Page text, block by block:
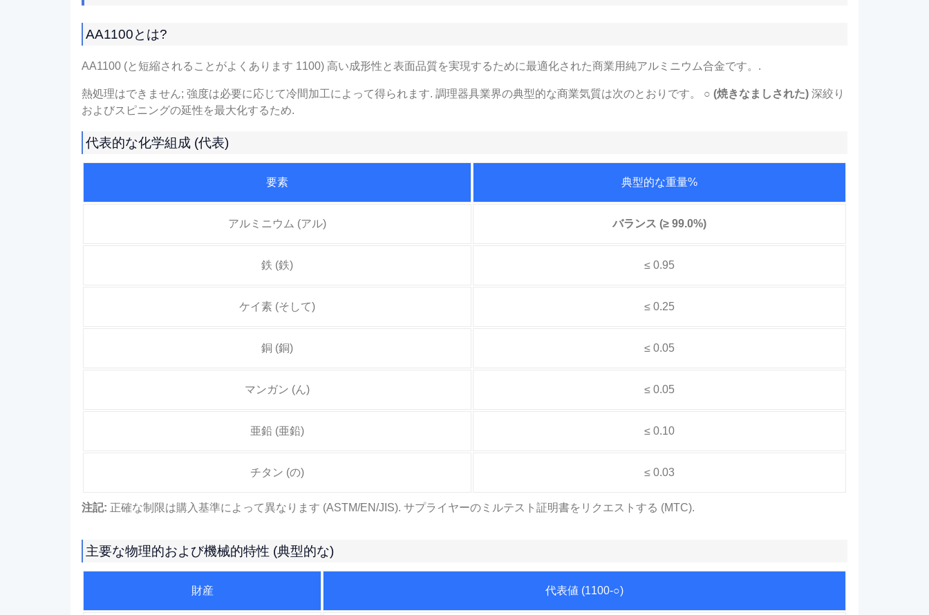
AA1100とは?
AA1100 (と短縮されることがよくあります 1100) 高い成形性と表面品質を実現するために最適化された商業用純アルミニウム合金です。.
熱処理はできません; 強度は必要に応じて冷間加工によって得られます. 調理器具業界の典型的な商業気質は次のとおりです。 ○ (焼きなましされた) 深絞り
およびスピニングの延性を最大化するため.
代表的な化学組成 (代表)
要素 典型的な重量%
アルミニウム (アル) バランス (≥ 99.0%)
鉄 (鉄) ≤ 0.95
ケイ素 (そして) ≤ 0.25
銅 (銅) ≤ 0.05
マンガン (ん) ≤ 0.05
亜鉛 (亜鉛) ≤ 0.10
チタン (の) ≤ 0.03
注記: 正確な制限は購入基準によって異なります (ASTM/EN/JIS). サプライヤーのミルテスト証明書をリクエストする (MTC).
主要な物理的および機械的特性 (典型的な)
財産 代表値 (1100-○)